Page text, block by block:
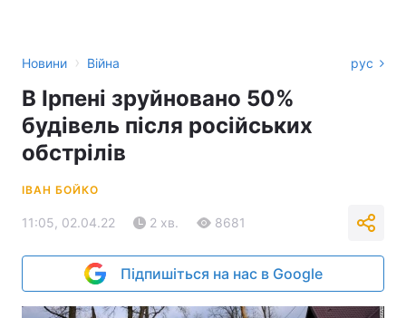
Новини › Війна рус
В Ірпені зруйновано 50%
будівель після російських
обстрілів
ІВАН БОЙКО
11:05, 02.04.22 2 хв. 8681
Підпишіться на нас в Google